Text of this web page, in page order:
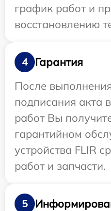
график работ и
восстановлению
4
Гарантия
После
подписания акта
работ Вы
гарантийном
устройства FLIR
работ и запчасти.
5